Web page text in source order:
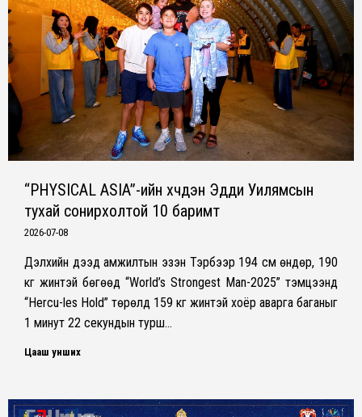
“PHYSICAL ASIA”-ийн хүчдэн Эдди Уилямсын
тухай сонирхолтой 10 баримт
2026-07-08
Дэлхийн дээд амжилтын эзэн Тэрбээр 194 см өндөр, 190
кг жинтэй бөгөөд “World’s Strongest Man-2025” тэмцээнд
“Hercu-les Hold” төрөлд 159 кг жинтэй хоёр аварга баганыг
1 минут 22 секундын турш…
Цааш унших